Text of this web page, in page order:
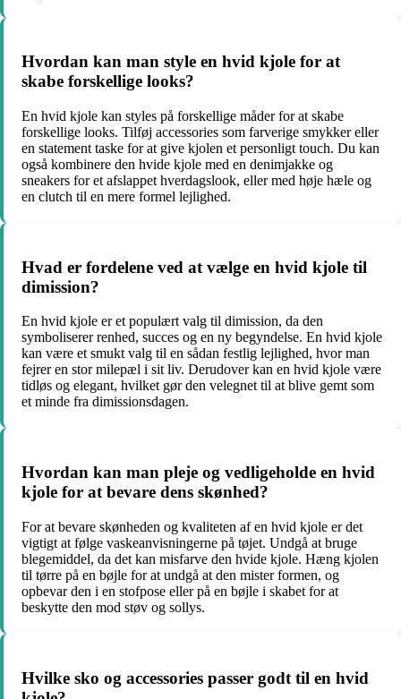
Hvordan kan man style en hvid kjole for at
skabe forskellige looks?
En hvid kjole kan styles på forskellige måder for at skabe
forskellige looks. Tilføj accessories som farverige smykker eller
en statement taske for at give kjolen et personligt touch. Du kan
også kombinere den hvide kjole med en denimjakke og
sneakers for et afslappet hverdagslook, eller med høje hæle og
en clutch til en mere formel lejlighed.
Hvad er fordelene ved at vælge en hvid kjole til
dimission?
En hvid kjole er et populært valg til dimission, da den
symboliserer renhed, succes og en ny begyndelse. En hvid kjole
kan være et smukt valg til en sådan festlig lejlighed, hvor man
fejrer en stor milepæl i sit liv. Derudover kan en hvid kjole være
tidløs og elegant, hvilket gør den velegnet til at blive gemt som
et minde fra dimissionsdagen.
Hvordan kan man pleje og vedligeholde en hvid
kjole for at bevare dens skønhed?
For at bevare skønheden og kvaliteten af en hvid kjole er det
vigtigt at følge vaskeanvisningerne på tøjet. Undgå at bruge
blegemiddel, da det kan misfarve den hvide kjole. Hæng kjolen
til tørre på en bøjle for at undgå at den mister formen, og
opbevar den i en stofpose eller på en bøjle i skabet for at
beskytte den mod støv og sollys.
Hvilke sko og accessories passer godt til en hvid